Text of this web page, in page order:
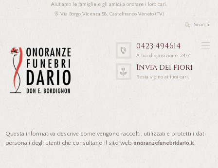
Aiutiamo le famiglie e gli amici a onorare i loro cari.
Via Borgo Vicenza 58, Castelfranco Veneto (TV)
0423 494614
A tua disposizione. 24/7
Invia dei fiori
Resta vicino ai tuoi cari.
Questa informativa descrive come vengono raccolti, utilizzati e protetti i dati
personali degli utenti che consultano il sito webonoranzefunebridario.it.